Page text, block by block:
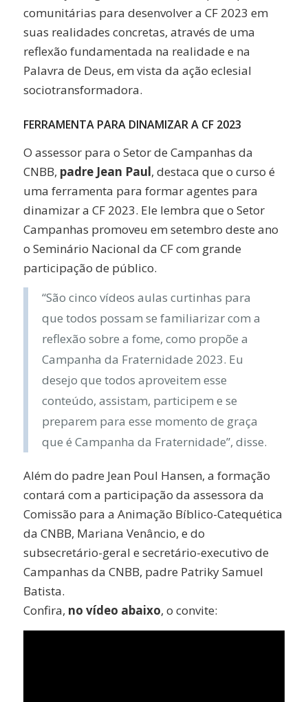
comunitárias para desenvolver a CF 2023 em
suas realidades concretas, através de uma
reflexão fundamentada na realidade e na
Palavra de Deus, em vista da ação eclesial
sociotransformadora.
FERRAMENTA PARA DINAMIZAR A CF 2023
O assessor para o Setor de Campanhas da
CNBB, padre Jean Paul, destaca que o curso é
uma ferramenta para formar agentes para
dinamizar a CF 2023. Ele lembra que o Setor
Campanhas promoveu em setembro deste ano
o Seminário Nacional da CF com grande
participação de público.
“São cinco vídeos aulas curtinhas para
que todos possam se familiarizar com a
reflexão sobre a fome, como propõe a
Campanha da Fraternidade 2023. Eu
desejo que todos aproveitem esse
conteúdo, assistam, participem e se
preparem para esse momento de graça
que é Campanha da Fraternidade”, disse.
Além do padre Jean Poul Hansen, a formação
contará com a participação da assessora da
Comissão para a Animação Bíblico-Catequética
da CNBB, Mariana Venâncio, e do
subsecretário-geral e secretário-executivo de
Campanhas da CNBB, padre Patriky Samuel
Batista.
Confira, no vídeo abaixo, o convite: